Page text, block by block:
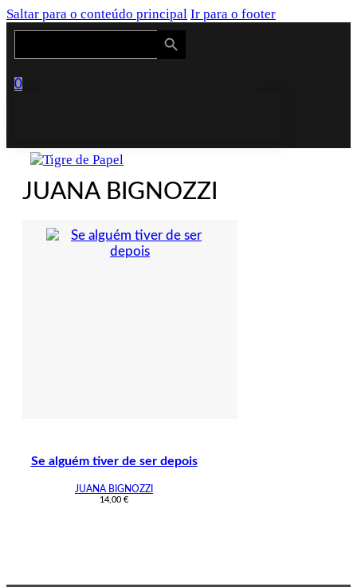
Saltar para o conteúdo principal Ir para o footer
Search
Search Button
0
JUANA BIGNOZZI
Se alguém tiver de ser depois
JUANA BIGNOZZI
14,00 €